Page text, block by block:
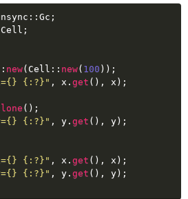
new(Cell:: new( 100 ));
{:?}" , x. get (), x);
();
{:?}" , y. get (), y);
{:?}" , x. get (), x);
{:?}" , y. get (), y);